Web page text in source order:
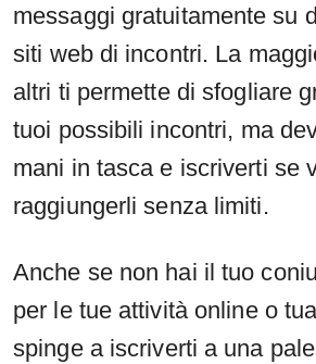
messaggi gratuitamente su
siti web di incontri. La
altri ti permette di sfogliare
tuoi possibili incontri, ma
mani in tasca e iscriverti se
raggiungerli senza limiti.
Anche se non hai il tuo
per le tue attività online o
spinge a iscriverti a una